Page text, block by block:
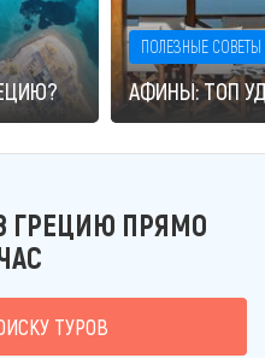
ПОЛЕЗНЫЕ СОВЕТЫ
АФИНЫ: ТОП
ГРЕЦИЮ ПРЯМО
ТУРОВ